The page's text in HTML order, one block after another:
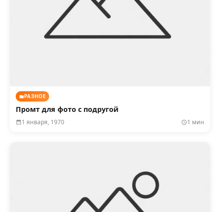
РАЗНОЕ
Промт для фото с подругой
1 января, 1970 1 мин